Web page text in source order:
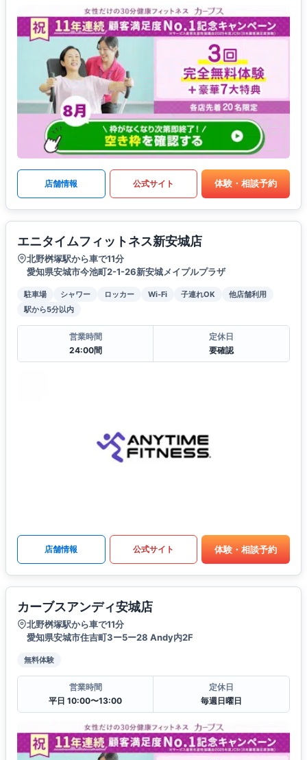
店舗情報 公式サイト 体験・相談予約
エニタイムフィットネス新安城店
北野桝塚駅から車で11分
愛知県安城市今池町2-1-26新安城メイプルプラザ
駐車場 シャワー ロッカー Wi-Fi 子連れOK
他店舗利用
駅から5分以内
営業時間
24:00間
定休日
要確認
店舗情報 公式サイト 体験・相談予約
カーブスアンディ安城店
北野桝塚駅から車で11分
愛知県安城市住吉町3ー5ー28 Andy内2F
無料体験
営業時間
平日 10:00〜13:00
定休日
毎週日曜日